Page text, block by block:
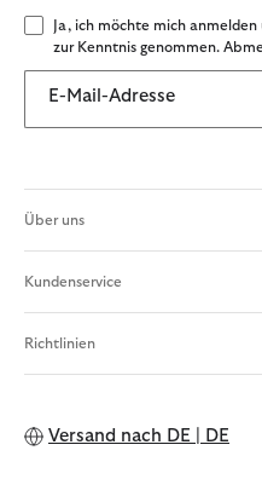
Ja, ich möchte mich
zur Kenntnis genommen.
E-Mail-Adresse
Über uns
Kundenservice
Richtlinien
Versand nach DE | DE